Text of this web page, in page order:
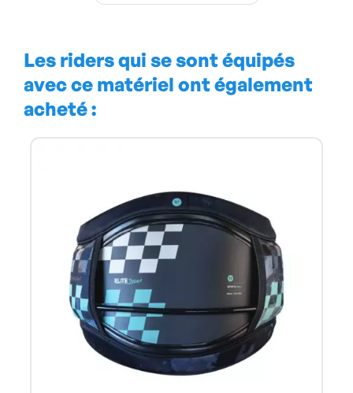
Les riders qui se sont équipés
avec ce matériel ont également
acheté :